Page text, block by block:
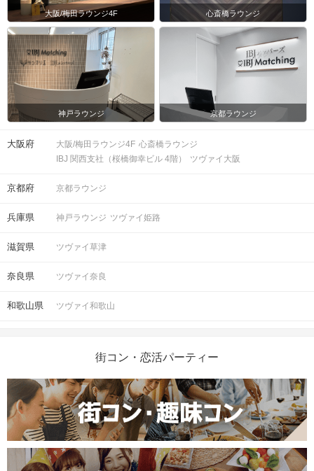
大阪/梅田ラウンジ4F 心斎橋ラウンジ
神戸ラウンジ 京都ラウンジ
大阪府 大阪/梅田ラウンジ4F 心斎橋ラウンジ
IBJ 関西支社（桜橋御幸ビル 4階）
ツヴァイ大阪
京都府 京都ラウンジ
兵庫県 神戸ラウンジ ツヴァイ姫路
滋賀県 ツヴァイ草津
奈良県 ツヴァイ奈良
和歌山県 ツヴァイ和歌山
街コン・恋活パーティー